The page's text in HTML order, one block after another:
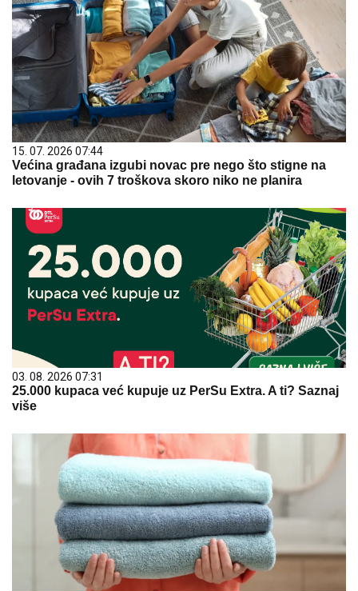
15. 07. 2026 07:44
Većina građana izgubi novac pre nego što stigne na
letovanje - ovih 7 troškova skoro niko ne planira
03. 08. 2026 07:31
25.000 kupaca već kupuje uz PerSu Extra. A ti? Saznaj
više